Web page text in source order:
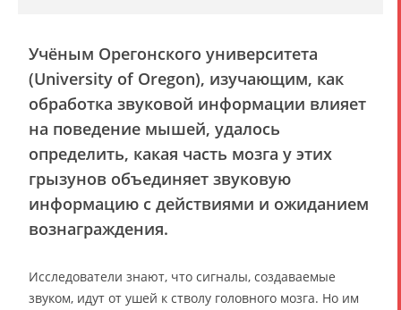
Учёным Орегонского университета
(University of Oregon), изучающим, как
обработка звуковой информации влияет
на поведение мышей, удалось
определить, какая часть мозга у этих
грызунов объединяет звуковую
информацию с действиями и ожиданием
вознаграждения.
Исследователи знают, что сигналы, создаваемые
звуком, идут от ушей к стволу головного мозга. Но им